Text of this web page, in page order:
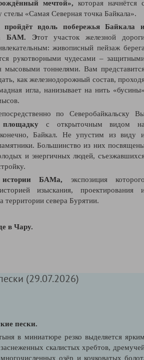
мечтой», которая начнётся
стелы «Самая Северная точка Байкала».
пройдёт вдоль побережья Байкала
БАМ. Этот участок железной
живописный пейзаж
рукотворными чудесами –
мысовыми тоннелями. Вам
как железнодорожный состав,
игла, нанизывает на нить
по Северобайкальску
площадку с открыточным видом
Байкал. Не упустим из виду
Большинство из них
и энергичных людей,
истории БАМа, экспозиция
изыскания, проектирования
территории севера Бурятии.
в Чару.
(29.07.2026)
пески.
в миниатюре резко выделяется
скалистых хребтов,
озёр и кочковатых